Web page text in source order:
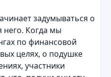
задумываться о
Когда мы
по финансовой
целях, о подушке
участники